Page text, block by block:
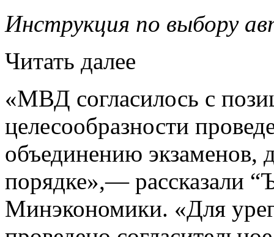
Инструкция по выбору
Читать далее
«МВД согласилось с
целесообразности
объединению экзаменов,
порядке»,— рассказали
Минэкономики. «Для